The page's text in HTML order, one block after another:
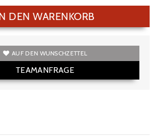
DEN WARENKORB
AUF DEN WUNSCHZETTEL
TEAMANFRAGE